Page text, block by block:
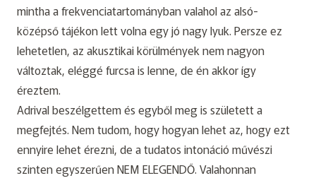
mintha a frekvenciatartományban valahol az alsó-
középső tájékon lett volna egy jó nagy lyuk. Persze ez
lehetetlen, az akusztikai körülmények nem nagyon
változtak, eléggé furcsa is lenne, de én akkor így
éreztem.
Adrival beszélgettem és egyből meg is született a
megfejtés. Nem tudom, hogy hogyan lehet az, hogy ezt
ennyire lehet érezni, de a tudatos intonáció művészi
szinten egyszerűen NEM ELEGENDŐ. Valahonnan